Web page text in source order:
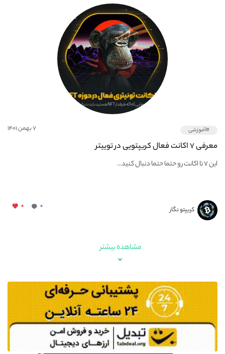
#آموزشی ۷ بهمن ۱۴۰۱
معرفی ۷ اکانت فعال کریپتویی در توییتر
این ۷ تا اکانت رو حتما حتما دنبال کنید...
کریپتو نگار ۰ ۰
مشاهده بیشتر